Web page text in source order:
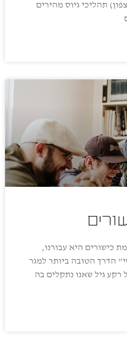
תהליכי גיוס מהירים
כישורים היא עבורנו,
הדרך הטובה ביותר למגר
גיל שאנו נתקלים בה